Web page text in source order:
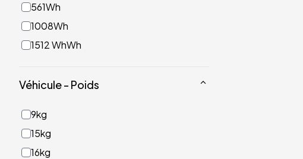
561Wh
1008Wh
1512 WhWh
Véhicule - Poids
9kg
15kg
16kg